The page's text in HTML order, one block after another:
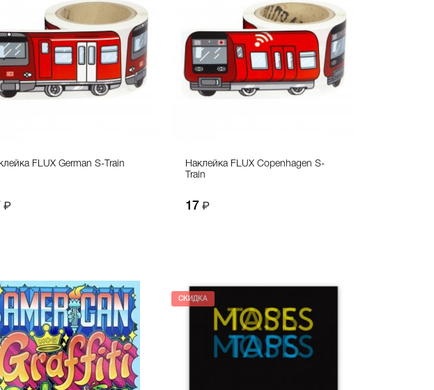
FLUX German S-Train
Наклейка FLUX Copenhagen S-
Train
17
СКИДКА